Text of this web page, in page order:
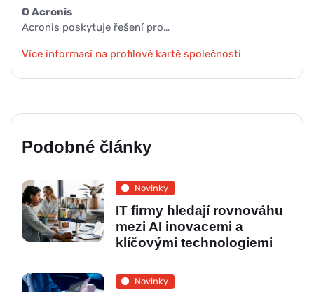
O Acronis
Acronis poskytuje řešení pro…
Více informací na profilové kartě společnosti
Podobné články
Novinky
IT firmy hledají rovnováhu
mezi AI inovacemi a
klíčovými technologiemi
Novinky